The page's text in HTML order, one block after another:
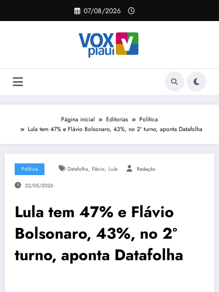
o
07/08/2026
Página inicial Editorias
Política
Lula tem 47% e Flávio Bolsonaro, 43%, no 2º turno, aponta Datafolha
Política Datafolha, Flávio, Lula Redação
22/05/2026
Lula tem 47% e Flávio
Bolsonaro, 43%, no 2º
turno, aponta Datafolha